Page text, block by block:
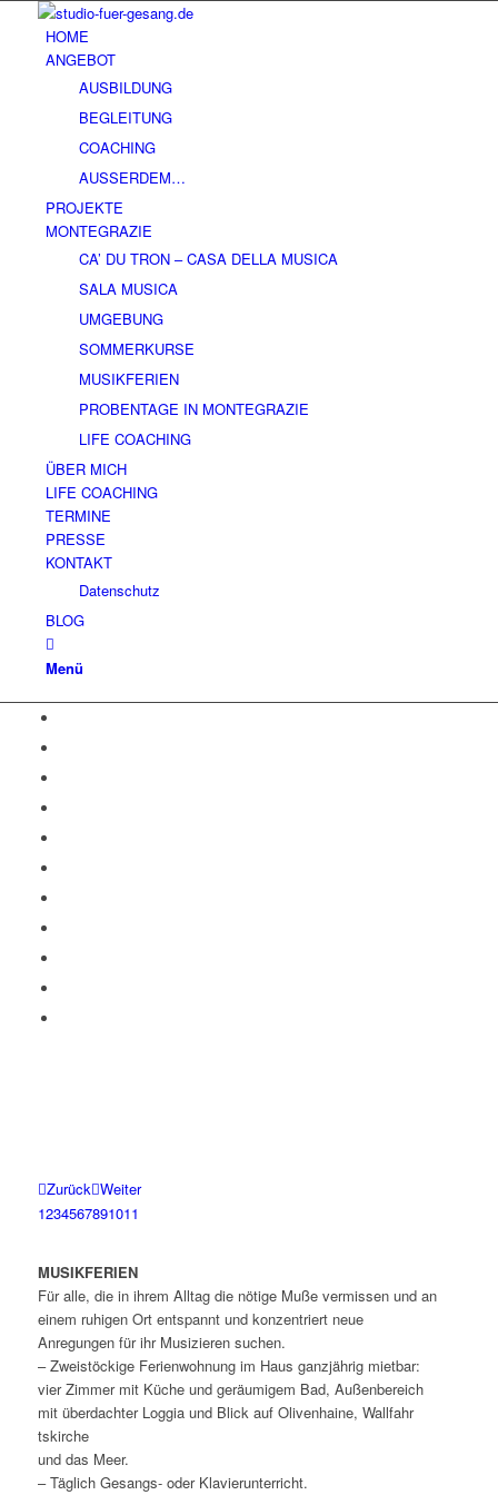
HOME
ANGEBOT
AUSBILDUNG
BEGLEITUNG
COACHING
AUSSERDEM…
PROJEKTE
MONTEGRAZIE
CA’ DU TRON – CASA DELLA MUSICA
SALA MUSICA
UMGEBUNG
SOMMERKURSE
MUSIKFERIEN
PROBENTAGE IN MONTEGRAZIE
LIFE COACHING
ÜBER MICH
LIFE COACHING
TERMINE
PRESSE
KONTAKT
Datenschutz
BLOG
Menü
Zurück Weiter
1234567891011
MUSIKFERIEN
Für alle, die in ihrem Alltag die nötige Muße vermissen und an
einem ruhigen Ort entspannt und konzentriert neue
Anregungen für ihr Musizieren suchen.
– Zweistöckige Ferienwohnung im Haus ganzjährig mietbar:
vier Zimmer mit Küche und geräumigem Bad, Außenbereich
mit überdachter Loggia und Blick auf Olivenhaine, Wallfahr
tskirche
und das Meer.
– Täglich Gesangs- oder Klavierunterricht.